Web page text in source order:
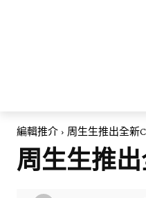
編輯推介 周生生推出全新
周生生推